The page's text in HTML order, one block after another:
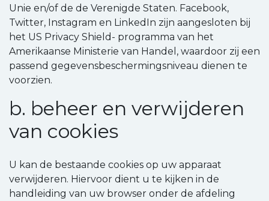
Unie en/of de de Verenigde Staten. Facebook,
Twitter, Instagram en LinkedIn zijn aangesloten bij
het US Privacy Shield- programma van het
Amerikaanse Ministerie van Handel, waardoor zij een
passend gegevensbeschermingsniveau dienen te
voorzien.
b. beheer en verwijderen
van cookies
U kan de bestaande cookies op uw apparaat
verwijderen. Hiervoor dient u te kijken in de
handleiding van uw browser onder de afdeling